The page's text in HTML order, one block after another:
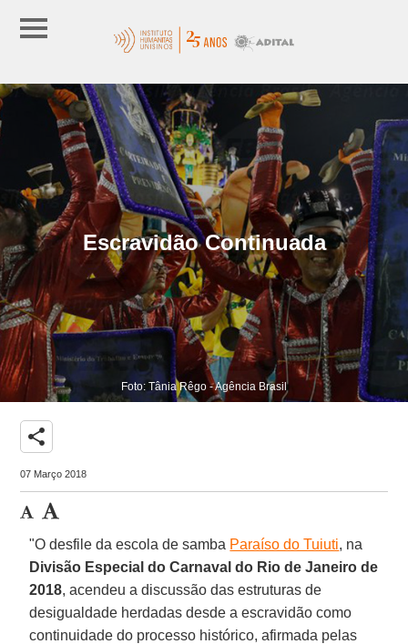
Escravidão Continuada
Foto: Tânia Rêgo - Agência Brasil
share
07 Março 2018
"O desfile da escola de samba Paraíso do Tuiuti, na
Divisão Especial do Carnaval do Rio de Janeiro de
2018, acendeu a discussão das estruturas de
desigualdade herdadas desde a escravidão como
continuidade do processo histórico, afirmada pelas